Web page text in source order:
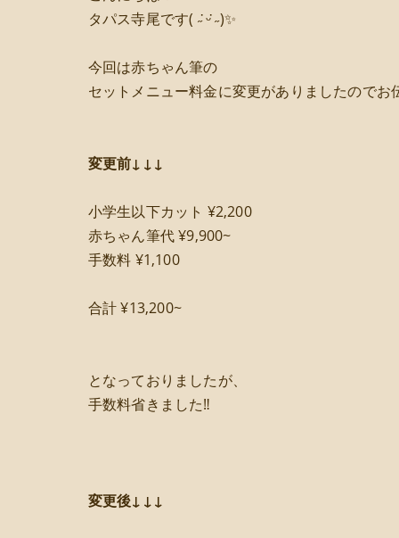
タパス寺尾です( ˶ ̇ᵕ​ ̇˶)✨
今回は赤ちゃん筆の
セットメニュー料金に変更がありましたのでお
変更前↓↓↓
小学生以下カット ¥2,200
赤ちゃん筆代 ¥9,900~
手数料 ¥1,100
合計 ¥13,200~
となっておりましたが、
手数料省きました‼️
変更後↓↓↓